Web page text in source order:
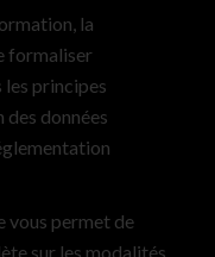
la
formaliser
les principes
données
vous permet de
sur les modalités